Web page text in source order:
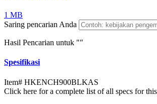
1 MB
Saring pencarian Anda
Hasil Pencarian untuk ""
Spesifikasi
Item# HKENCH900BLKAS
Click here for a complete list of all specs for